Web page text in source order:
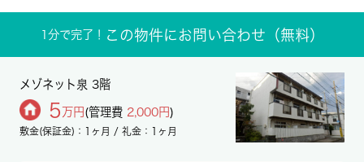
1分で完了！ この物件にお問い合わせ（無料）
メゾネット泉 3階
5 万円 (管理費 2,000円)
敷金(保証金)：1ヶ月 / 礼金：1ヶ月